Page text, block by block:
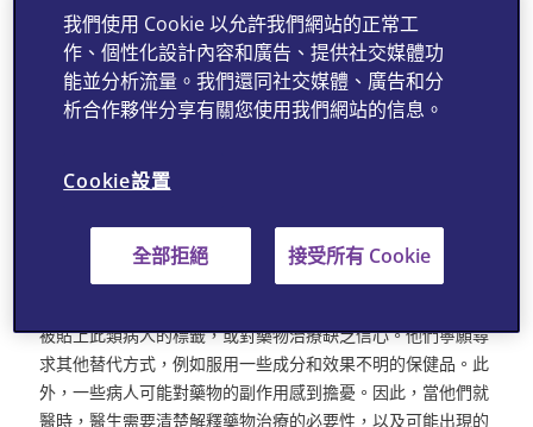
足不了她，也可能是性交過程中感到痛楚，雙方或許需要專業
人士的輔導，解開心結，才能改善親密關係。
筆者也接收過一些由人工受孕醫生轉介過來的個案。這些夫婦
原來並沒有生育問題，有的只是性交問題，因而未能成功受
受治療。在這種情況下選擇去做試管嬰兒，可說是本末倒置。
本問題，增加生育機會，長遠來說，更有助營造和諧快樂的家
被貼上此類病人的標籤，或對藥物治療缺乏信心。他們寧願尋
求其他替代方式，例如服用一些成分和效果不明的保健品。此
外，一些病人可能對藥物的副作用感到擔憂。因此，當他們就
醫時，醫生需要清楚解釋藥物治療的必要性，以及可能出現的
我們使用 Cookie 以允許我們網站的正常工
作、個性化設計內容和廣告、提供社交媒體功
能並分析流量。我們還同社交媒體、廣告和分
析合作夥伴分享有關您使用我們網站的信息。
Cookie設置
全部拒絕 接受所有 Cookie